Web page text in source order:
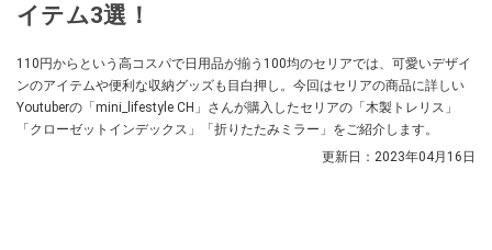
イテム3選！
110円からという高コスパで日用品が揃う100均のセリアでは、可愛いデザイ
ンのアイテムや便利な収納グッズも目白押し。今回はセリアの商品に詳しい
Youtuberの「mini_lifestyle CH」さんが購入したセリアの「木製トレリス」
「クローゼットインデックス」「折りたたみミラー」をご紹介します。
更新日： 2023年04月16日